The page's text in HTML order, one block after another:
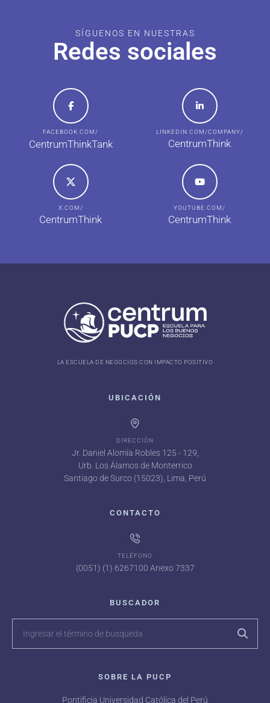
SÍGUENOS EN NUESTRAS
Redes sociales
FACEBOOK.COM/
CentrumThinkTank
LINKEDIN.COM/COMPANY/
CentrumThink
X.COM/
CentrumThink
YOUTUBE.COM/
CentrumThink
LA ESCUELA DE NEGOCIOS CON IMPACTO POSITIVO
UBICACIÓN
DIRECCIÓN
Jr. Daniel Alomía Robles 125 - 129,
Urb. Los Álamos de Monterrico
Santiago de Surco (15023), Lima, Perú
CONTACTO
TELÉFONO
(0051) (1) 6267100 Anexo 7337
BUSCADOR
SOBRE LA PUCP
Pontificia Universidad Católica del Perú